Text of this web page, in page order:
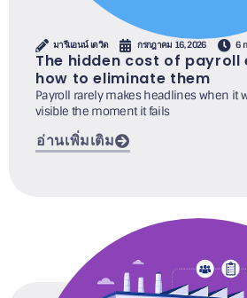
มารีแอนน์ เดวิด กรกฎาคม 16, 2026 6
The hidden cost of payroll
how to eliminate them
Payroll rarely makes headlines when it
visible the moment it fails
อ่านเพิ่มเติม